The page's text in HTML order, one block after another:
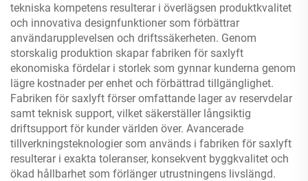
tekniska kompetens resulterar i överlägsen produktkvalitet
och innovativa designfunktioner som förbättrar
användarupplevelsen och driftssäkerheten. Genom
storskalig produktion skapar fabriken för saxlyft
ekonomiska fördelar i storlek som gynnar kunderna genom
lägre kostnader per enhet och förbättrad tillgänglighet.
Fabriken för saxlyft förser omfattande lager av reservdelar
samt teknisk support, vilket säkerställer långsiktig
driftsupport för kunder världen över. Avancerade
tillverkningsteknologier som används i fabriken för saxlyft
resulterar i exakta toleranser, konsekvent byggkvalitet och
ökad hållbarhet som förlänger utrustningens livslängd.